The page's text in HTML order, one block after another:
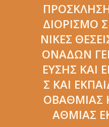
ΔΙΟΡΙΣΜΌ
ΝΙΚΈΣ
ΟΝΆΔΩΝ
ΕΥΣΗΣ ΚΑΙ
Σ ΚΑΙ
ΟΒΆΘΜΙΑΣ
ΆΘΜΙΑΣ